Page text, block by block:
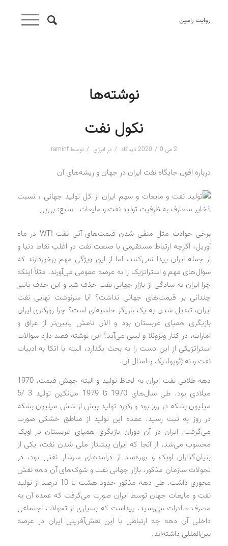
روایت رامین
نوشته‌ها
نکول نفت
2 می 2020 / 0 دیدگاه / در انرژی / توسط raminf
درباره افول جایگاه نفت ایران در جهان و ریشه‌های آن
برخی حوادث مثل منفی شدن قیمت‌های آتی نفت WTI در ماه
آوریل، اگرچه ارتباط مستقیمی با صنعت نفت در اغلب نقاط دنیا و
از جمله ایران پیدا نمی‌کنند، اما از این ویژگی مهم برخوردارند که
سوال‌های مهم و استراتژیک را به عرصه عمومی می‌آورند. مثلاً اینکه
چرا ایران به سادگی از بازار جهانی نفت حذف شد و این حذف تاثیر
چندانی بر قیمت‌های جهانی نداشت؟ آیا سرنوشت نهایی نفت
ایران، تبدیل شدن به یک بازیگر حاشیه‌ای است؟ چرا روزگاری ایران
بازیگری همپای عربستان بود و الان نامش پایین‌تر از عراق و
امارات، در کنار ونزوئلا و لیبی می‌آید؟ این نوشته قصد دارد سوالات
استراتژیکی از این دست را به بحث بگذارد، البته با اتکا به ادبیات
نفت و نه ژئوپولتیک و امثال آن.
دهه طلایی نفت ایران به لحاظ تولید و البته جهش قیمت، 1970
میلادی بود. طی سال‌های 1970 تا 1979 میانگین تولید 3 /5
میلیون بشکه در روز بود و رکورد تولید بیش از شش میلیون بشکه
در روز به ثبت رسید. عمده این تولید از مناطق خشکی صورت
می‌گرفت. ایران در آن دوران بازیگری همپای عربستان در اوپک
محسوب می‌شد. از آنجا که ایران پیشتاز ملی شدن نفت، یکی از
بنیان‌گذاران اوپک و بهره‌مند از درآمدهای سرشار نفتی بود، در
تحولات سازمان مذکور، بازار جهانی نفت و شوک‌های آن دهه نقش
محوری داشت. طی دهه مذکور حدود هشت تا 10 درصد از تولید
نفت و مایعات جهان توسط ایران صورت می‌گرفت که عمده آن به
مصرف صادرات می‌رسید. پیداست که بسیاری از تحولات اجتماعی
داخلی آن دهه چه ارتباطی با این نقش‌آفرینی ایران در عرصه
بین‌المللی داشته‌اند.